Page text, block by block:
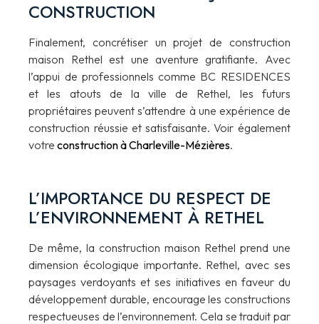
CONSTRUCTION
Finalement, concrétiser un projet de construction
maison Rethel est une aventure gratifiante. Avec
l’appui de professionnels comme BC RESIDENCES
et les atouts de la ville de Rethel, les futurs
propriétaires peuvent s’attendre à une expérience de
construction réussie et satisfaisante. Voir également
votreconstruction à Charleville-Mézières.
L’IMPORTANCE DU RESPECT DE
L’ENVIRONNEMENT À RETHEL
De même, la construction maison Rethel prend une
dimension écologique importante. Rethel, avec ses
paysages verdoyants et ses initiatives en faveur du
développement durable, encourage les constructions
respectueuses de l’environnement. Cela se traduit par